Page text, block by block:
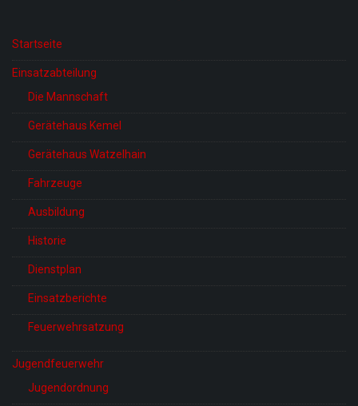
Startseite
Einsatzabteilung
Die Mannschaft
Gerätehaus Kemel
Gerätehaus Watzelhain
Fahrzeuge
Ausbildung
Historie
Dienstplan
Einsatzberichte
Feuerwehrsatzung
Jugendfeuerwehr
Jugendordnung